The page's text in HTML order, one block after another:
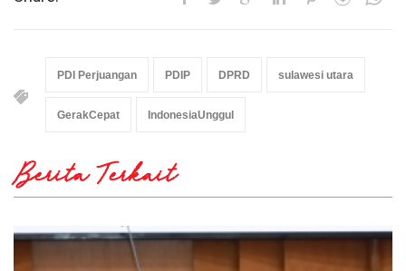
PDI Perjuangan PDIP DPRD sulawesi utara
GerakCepat IndonesiaUnggul
Berita Terkait